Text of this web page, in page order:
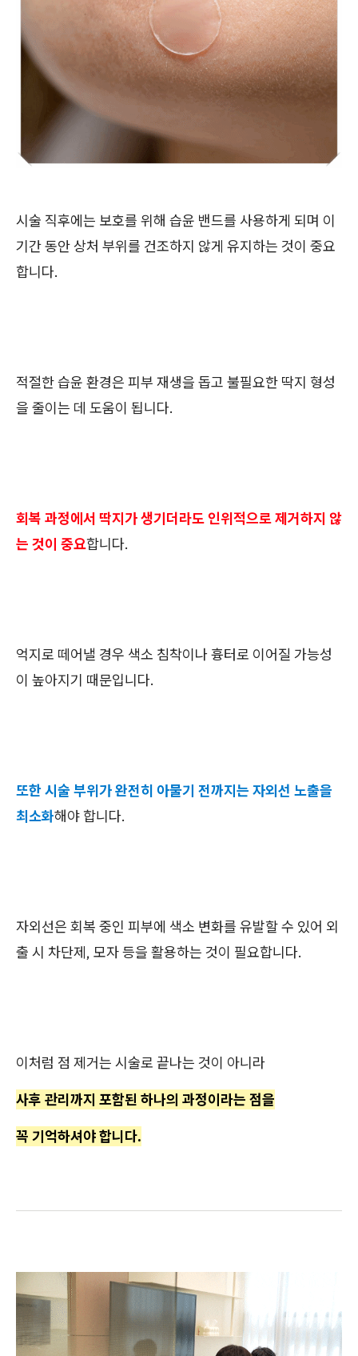
시술 직후에는 보호를 위해 습윤 밴드를 사용하게 되며 이
기간 동안 상처 부위를 건조하지 않게 유지하는 것이 중요
합니다.
적절한 습윤 환경은 피부 재생을 돕고 불필요한 딱지 형성
을 줄이는 데 도움이 됩니다.
회복 과정에서 딱지가 생기더라도 인위적으로 제거하지 않
는 것이 중요합니다.
억지로 떼어낼 경우 색소 침착이나 흉터로 이어질 가능성
이 높아지기 때문입니다.
또한 시술 부위가 완전히 아물기 전까지는 자외선 노출을
최소화해야 합니다.
자외선은 회복 중인 피부에 색소 변화를 유발할 수 있어 외
출 시 차단제, 모자 등을 활용하는 것이 필요합니다.
이처럼 점 제거는 시술로 끝나는 것이 아니라
사후 관리까지 포함된 하나의 과정이라는 점을
꼭 기억하셔야 합니다.